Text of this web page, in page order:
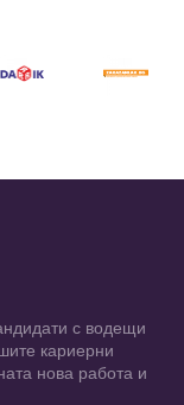
с водещи
кариерни
нова работа и